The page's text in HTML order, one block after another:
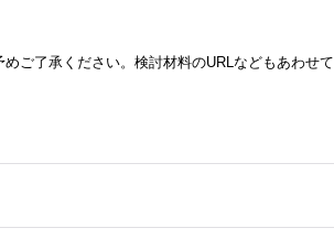
ご了承ください。検討材料のURLなどもあわせて